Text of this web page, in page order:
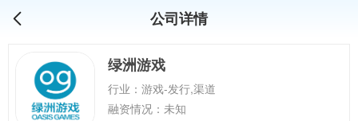
公司详情
绿洲游戏
行业：游戏-发行,渠道
融资情况：未知